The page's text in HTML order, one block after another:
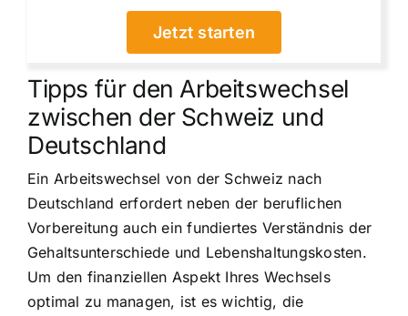
Jetzt starten
Tipps für den Arbeitswechsel
zwischen der Schweiz und
Deutschland
Ein Arbeitswechsel von der Schweiz nach
Deutschland erfordert neben der beruflichen
Vorbereitung auch ein fundiertes Verständnis der
Gehaltsunterschiede und Lebenshaltungskosten.
Um den finanziellen Aspekt Ihres Wechsels
optimal zu managen, ist es wichtig, die